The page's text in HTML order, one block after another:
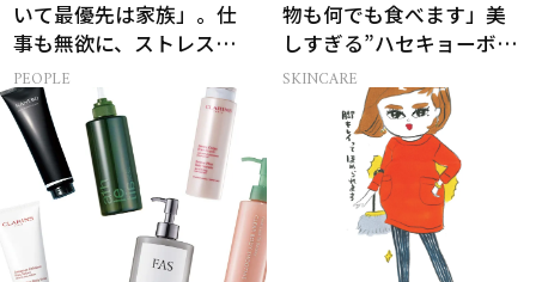
いて最優先は家族」。仕
事も無欲に、ストレスを
溜めない生き方
PEOPLE
物も何でも食べます」美
しすぎる”ハセキョーボデ
ィ”を作る秘訣
SKINCARE